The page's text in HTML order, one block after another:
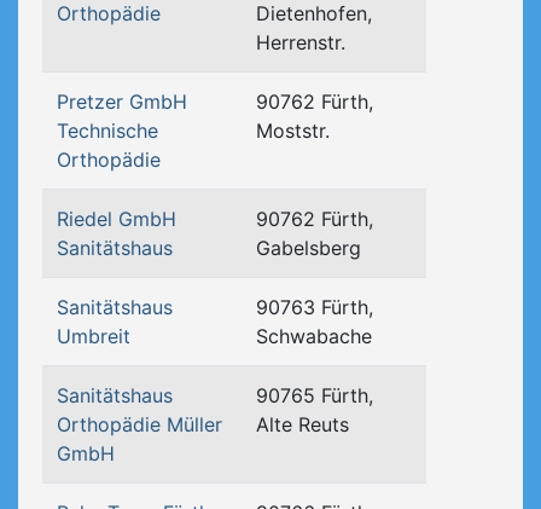
Orthopädie
Dietenhofen,
Herrenstr.
Pretzer GmbH
Technische
Orthopädie
90762 Fürth,
Moststr.
Riedel GmbH
Sanitätshaus
90762 Fürth,
Gabelsberg
Sanitätshaus
Umbreit
90763 Fürth,
Schwabache
Sanitätshaus
Orthopädie Müller
GmbH
90765 Fürth,
Alte Reuts